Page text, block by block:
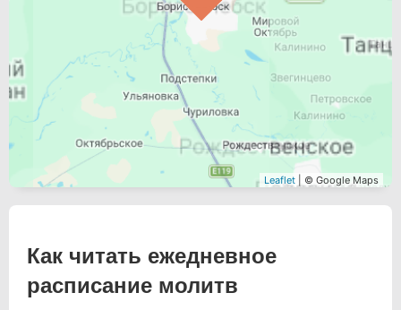
Leaflet | © Google Maps
Как читать ежедневное
расписание молитв